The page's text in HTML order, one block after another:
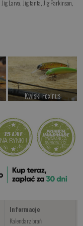
Jig Larva Jig tanta Jig Parkinson
Kwiski Foxinus
Kup teraz >
Informacje
Kalendarz brań